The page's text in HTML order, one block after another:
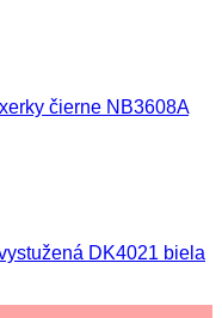
čierne NB3608A
DK4021 biela